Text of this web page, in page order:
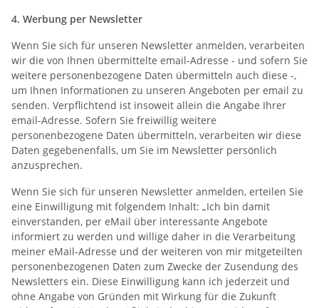
4. Werbung per Newsletter
Wenn Sie sich für unseren Newsletter anmelden, verarbeiten
wir die von Ihnen übermittelte email-Adresse - und sofern Sie
weitere personenbezogene Daten übermitteln auch diese -,
um Ihnen Informationen zu unseren Angeboten per email zu
senden. Verpflichtend ist insoweit allein die Angabe Ihrer
email-Adresse. Sofern Sie freiwillig weitere
personenbezogene Daten übermitteln, verarbeiten wir diese
Daten gegebenenfalls, um Sie im Newsletter persönlich
anzusprechen.
Wenn Sie sich für unseren Newsletter anmelden, erteilen Sie
eine Einwilligung mit folgendem Inhalt: „Ich bin damit
einverstanden, per eMail über interessante Angebote
informiert zu werden und willige daher in die Verarbeitung
meiner eMail-Adresse und der weiteren von mir mitgeteilten
personenbezogenen Daten zum Zwecke der Zusendung des
Newsletters ein. Diese Einwilligung kann ich jederzeit und
ohne Angabe von Gründen mit Wirkung für die Zukunft